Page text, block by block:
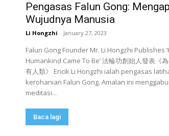
Pengasas Falun Gong:
Wujudnya Manusia
Li Hongzhi - January 27, 2023
Falun Gong Founder Mr. Li Hongzhi Publishes
Humankind Came To Be’ 法輪功創始人發表《
有人類》 Encik Li Hongzhi ialah pengasas
kerohanian Falun Gong. Amalan ini
meditasi...
Baca lagi